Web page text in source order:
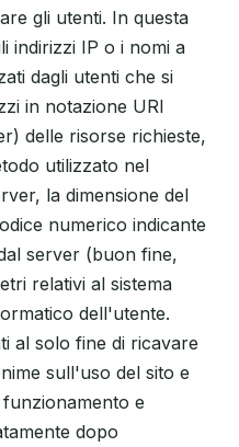
gli utenti. In questa
indirizzi IP o i nomi a
dagli utenti che si
in notazione URI
delle risorse richieste,
utilizzato nel
la dimensione del
numerico indicante
server (buon fine,
relativi al sistema
dell'utente.
al solo fine di ricavare
sull'uso del sito e
e
dopo